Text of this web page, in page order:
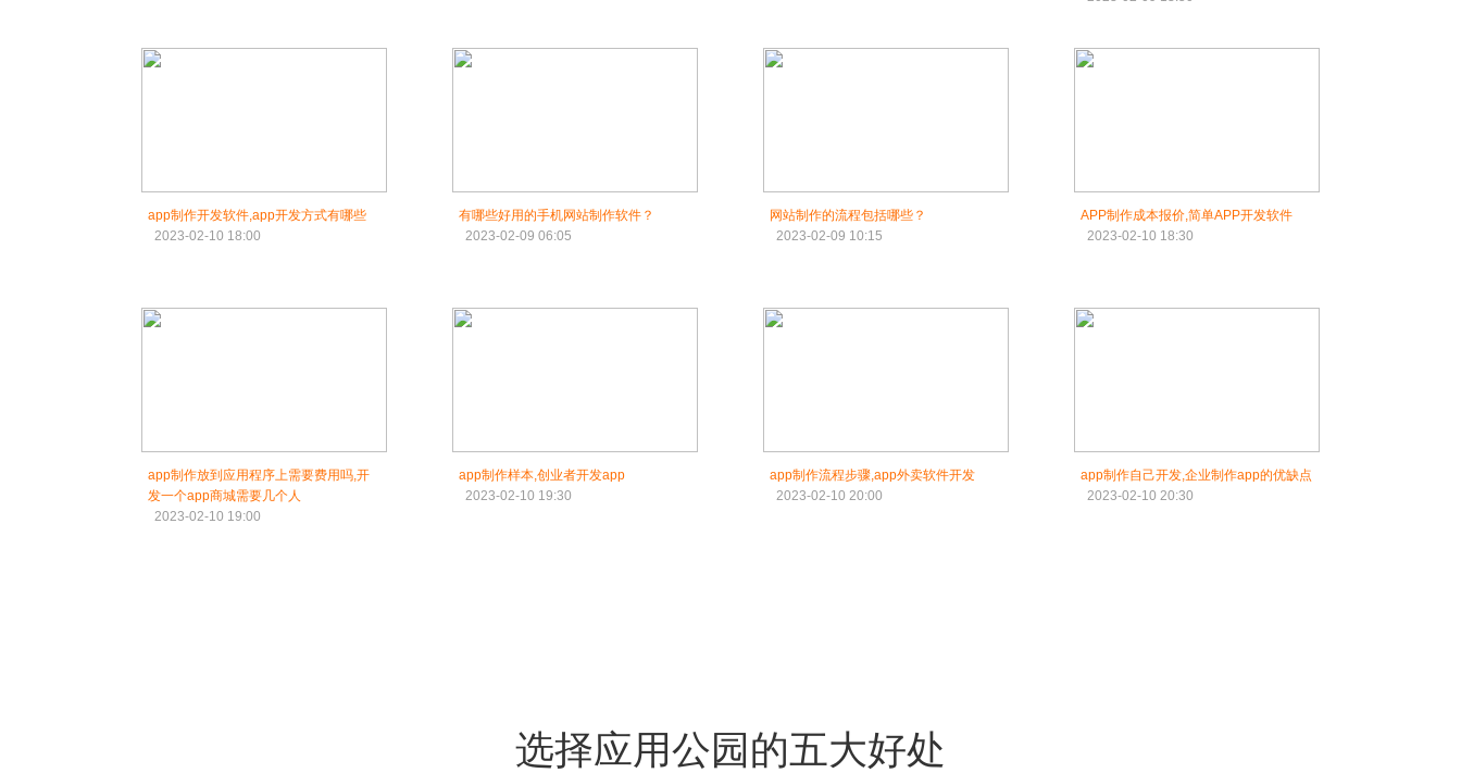
app制作开发软件,app开发方式有哪些
2023-02-10 18:00
有哪些好用的手机网站制作软件？
2023-02-09 06:05
网站制作的流程包括哪些？
2023-02-09 10:15
APP制作成本报价,简单APP开发软件
2023-02-10 18:30
app制作放到应用程序上需要费用吗,开
发一个app商城需要几个人
2023-02-10 19:00
app制作样本,创业者开发app
2023-02-10 19:30
app制作流程步骤,app外卖软件开发
2023-02-10 20:00
app制作自己开发,企业制作app的优缺点
2023-02-10 20:30
选择应用公园的五大好处